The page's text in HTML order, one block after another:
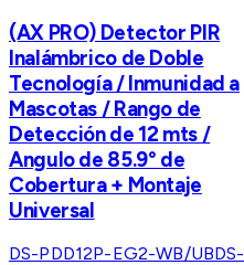
(AX PRO) Detector PIR
Inalámbrico de Doble
Tecnología / Inmunidad a
Mascotas / Rango de
Detección de 12 mts /
Angulo de 85.9° de
Cobertura + Montaje
Universal
DS-PDD12P-EG2-WB/UBDS-